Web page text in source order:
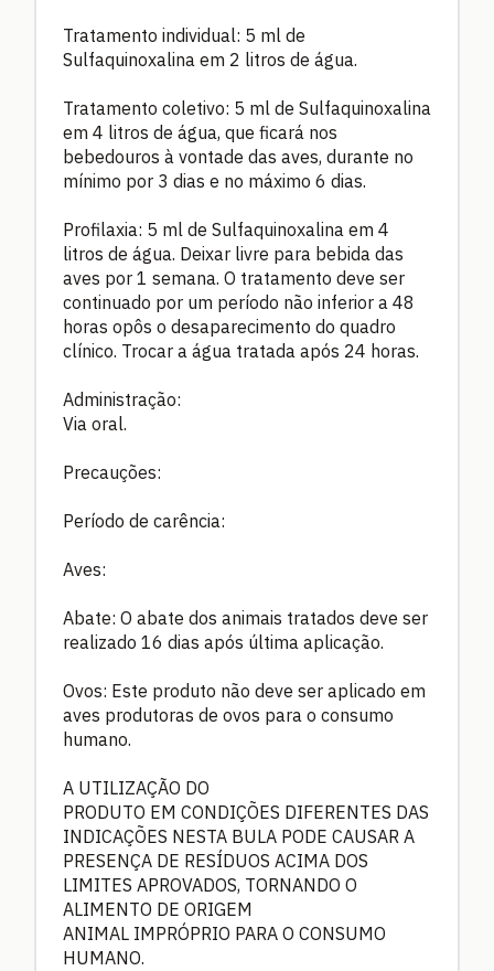
Tratamento individual: 5 ml de
Sulfaquinoxalina em 2 litros de água.
Tratamento coletivo: 5 ml de Sulfaquinoxalina
em 4 litros de água, que ficará nos
bebedouros à vontade das aves, durante no
mínimo por 3 dias e no máximo 6 dias.
Profilaxia: 5 ml de Sulfaquinoxalina em 4
litros de água. Deixar livre para bebida das
aves por 1 semana. O tratamento deve ser
continuado por um período não inferior a 48
horas opôs o desaparecimento do quadro
clínico. Trocar a água tratada após 24 horas.
Administração:
Via oral.
Precauções:
Período de carência:
Aves:
Abate: O abate dos animais tratados deve ser
realizado 16 dias após última aplicação.
Ovos: Este produto não deve ser aplicado em
aves produtoras de ovos para o consumo
humano.
A UTILIZAÇÃO DO
PRODUTO EM CONDIÇÕES DIFERENTES DAS
INDICAÇÕES NESTA BULA PODE CAUSAR A
PRESENÇA DE RESÍDUOS ACIMA DOS
LIMITES APROVADOS, TORNANDO O
ALIMENTO DE ORIGEM
ANIMAL IMPRÓPRIO PARA O CONSUMO
HUMANO.